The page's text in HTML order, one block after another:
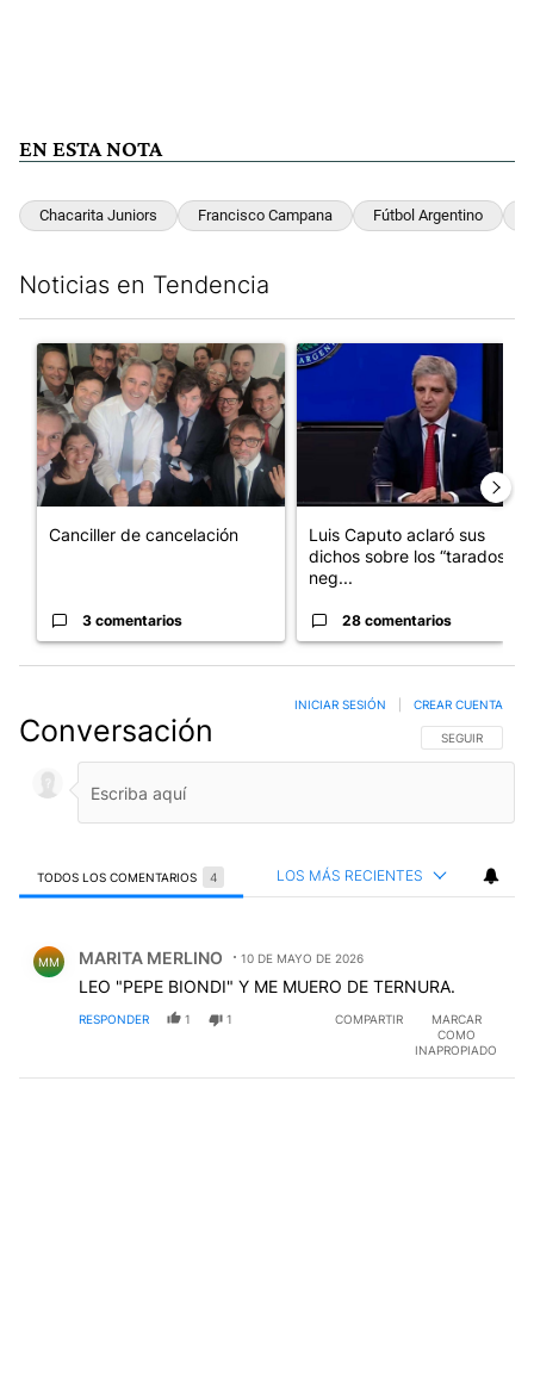
EN ESTA NOTA
Chacarita Juniors Francisco Campana Fútbol Argentino
Noticias en Tendencia
Un artículo de tendencia con el título "Canciller de
Canciller de cancelación
3 comentarios
Un artículo de tendencia con
Luis Caputo aclaró sus
dichos sobre los “tarados” y
neg...
28 comentarios
Conversación SIGA ESTA
SEGUIR
INICIAR SESIÓN CREAR CUENTA
TODOS LOS COMENTARIOS 4 LOS MÁS RECIENTES
MM MARITA MERLINO 10 DE MAYO DE 2026
LEO "PEPE BIONDI" Y ME MUERO DE TERNURA.
RESPONDER 1 1 COMPARTIR
MARCAR
COMO
INAPROPIADO